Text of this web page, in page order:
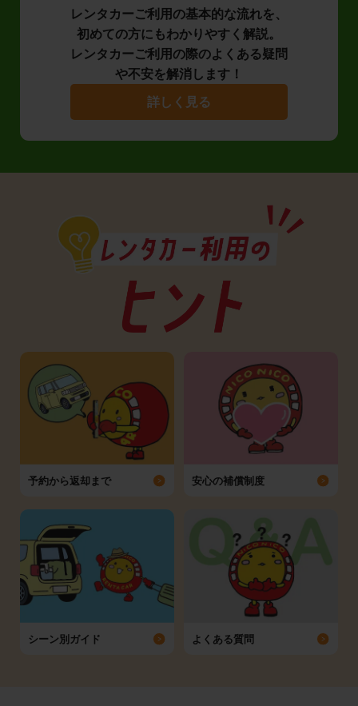
レンタカーご利用の基本的な流れを、
初めての方にもわかりやすく解説。
レンタカーご利用の際のよくある疑問
や不安を解消します！
詳しく見る
予約から返却まで 安心の補償制度
シーン別ガイド よくある質問